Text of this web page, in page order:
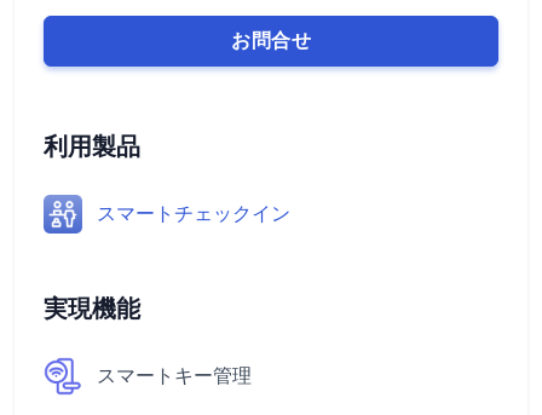
お問合せ
利用製品
スマートチェックイン
実現機能
スマートキー管理